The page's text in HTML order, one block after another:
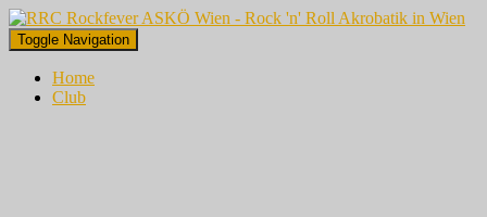
Toggle Navigation
Home
Club